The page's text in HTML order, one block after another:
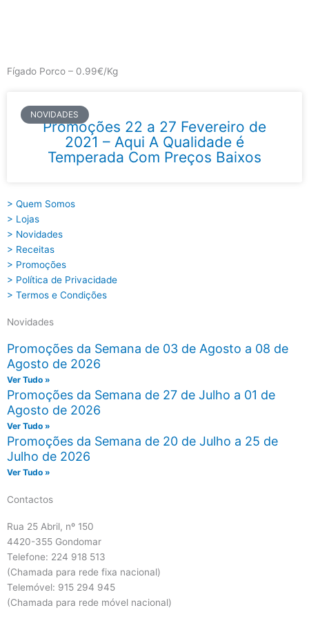
Fígado Porco – 0.99€/Kg
NOVIDADES
Promoções 22 a 27 Fevereiro de
2021 – Aqui A Qualidade é
Temperada Com Preços Baixos
> Quem Somos
> Lojas
> Novidades
> Receitas
> Promoções
> Política de Privacidade
> Termos e Condições
Novidades
Promoções da Semana de 03 de Agosto a 08 de
Agosto de 2026
Ver Tudo »
Promoções da Semana de 27 de Julho a 01 de
Agosto de 2026
Ver Tudo »
Promoções da Semana de 20 de Julho a 25 de
Julho de 2026
Ver Tudo »
Contactos
Rua 25 Abril, nº 150
4420-355 Gondomar
Telefone: 224 918 513
(Chamada para rede fixa nacional)
Telemóvel: 915 294 945
(Chamada para rede móvel nacional)